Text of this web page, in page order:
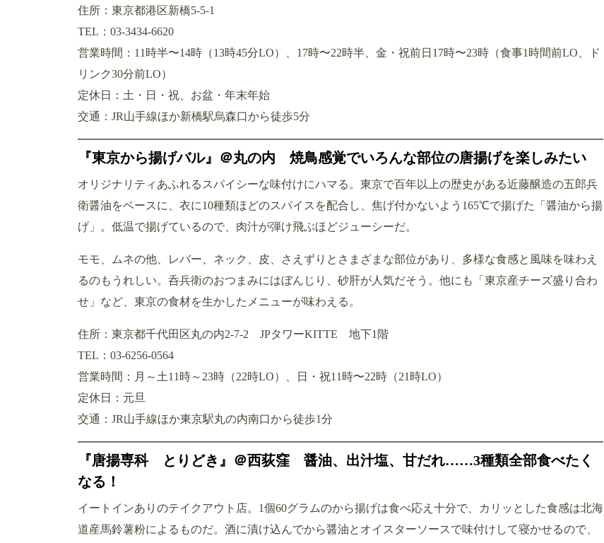
住所：東京都港区新橋5-5-1
TEL：03-3434-6620
営業時間：11時半〜14時（13時45分LO）、17時〜22時半、金・祝前日17時〜23時（食事1時間前LO、ド
リンク30分前LO）
定休日：土・日・祝、お盆・年末年始
交通：JR山手線ほか新橋駅烏森口から徒歩5分
『東京から揚げバル』＠丸の内 焼鳥感覚でいろんな部位の唐揚げを楽しみたい
オリジナリティあふれるスパイシーな味付けにハマる。東京で百年以上の歴史がある近藤醸造の五郎兵
衛醤油をベースに、衣に10種類ほどのスパイスを配合し、焦げ付かないよう165℃で揚げた「醤油から揚
げ」。低温で揚げているので、肉汁が弾け飛ぶほどジューシーだ。
モモ、ムネの他、レバー、ネック、皮、さえずりとさまざまな部位があり、多様な食感と風味を味わえ
るのもうれしい。呑兵衛のおつまみにはぼんじり、砂肝が人気だそう。他にも「東京産チーズ盛り合わ
せ」など、東京の食材を生かしたメニューが味わえる。
住所：東京都千代田区丸の内2-7-2 JPタワーKITTE 地下1階
TEL：03-6256-0564
営業時間：月～土11時～23時（22時LO）、日・祝11時〜22時（21時LO）
定休日：元旦
交通：JR山手線ほか東京駅丸の内南口から徒歩1分
『唐揚専科 とりどき』＠西荻窪 醤油、出汁塩、甘だれ……3種類全部食べたく
なる！
イートインありのテイクアウト店。1個60グラムのから揚げは食べ応え十分で、カリッとした食感は北海
道産馬鈴薯粉によるものだ。酒に漬け込んでから醤油とオイスターソースで味付けして寝かせるので、